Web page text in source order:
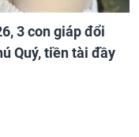
3 con giáp đổi
Quý, tiền tài đầy